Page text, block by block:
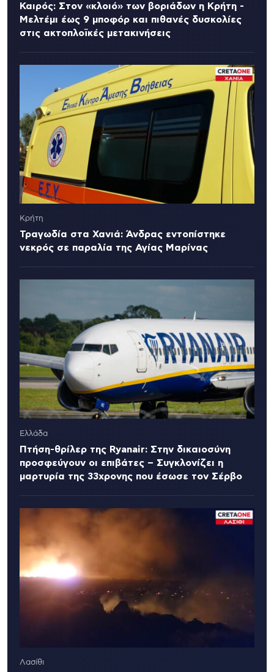
Καιρός: Στον «κλοιό» των βοριάδων η Κρήτη -
Μελτέμι έως 9 μποφόρ και πιθανές δυσκολίες
στις ακτοπλοϊκές μετακινήσεις
Κρήτη
Τραγωδία στα Χανιά: Άνδρας εντοπίστηκε
νεκρός σε παραλία της Αγίας Μαρίνας
Ελλάδα
Πτήση-θρίλερ της Ryanair: Στην δικαιοσύνη
προσφεύγουν οι επιβάτες – Συγκλονίζει η
μαρτυρία της 33χρονης που έσωσε τον Σέρβο
Λασίθι